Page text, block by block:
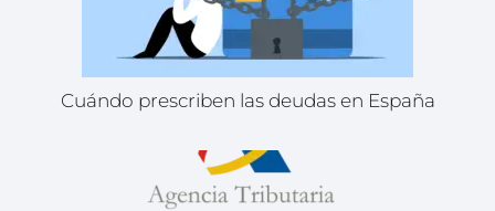
Cuándo prescriben las deudas en España